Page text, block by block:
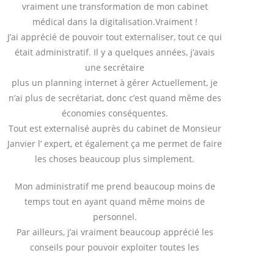
vraiment une transformation de mon cabinet
médical dans la digitalisation.Vraiment !
J’ai apprécié de pouvoir tout externaliser, tout ce qui
était administratif. Il y a quelques années, j’avais
une secrétaire
plus un planning internet à gérer Actuellement, je
n’ai plus de secrétariat, donc c’est quand même des
économies conséquentes.
Tout est externalisé auprès du cabinet de Monsieur
Janvier l’ expert, et également ça me permet de faire
les choses beaucoup plus simplement.
Mon administratif me prend beaucoup moins de
temps tout en ayant quand même moins de
personnel.
Par ailleurs, j’ai vraiment beaucoup apprécié les
conseils pour pouvoir exploiter toutes les